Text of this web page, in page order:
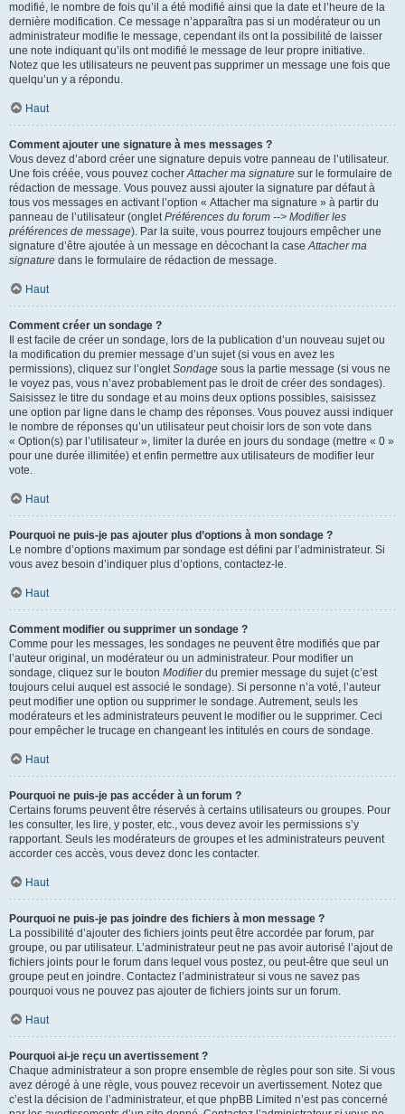
modifié, le nombre de fois qu’il a été modifié ainsi que la date et l’heure de la
dernière modification. Ce message n’apparaîtra pas si un modérateur ou un
administrateur modifie le message, cependant ils ont la possibilité de laisser
une note indiquant qu’ils ont modifié le message de leur propre initiative.
Notez que les utilisateurs ne peuvent pas supprimer un message une fois que
quelqu’un y a répondu.
Haut
Comment ajouter une signature à mes messages ?
Vous devez d’abord créer une signature depuis votre panneau de l’utilisateur.
Une fois créée, vous pouvez cocherAttacher ma signature sur le formulaire de
rédaction de message. Vous pouvez aussi ajouter la signature par défaut à
tous vos messages en activant l’option « Attacher ma signature » à partir du
panneau de l’utilisateur (ongletPréférences du forum --> Modifier les
préférences de message). Par la suite, vous pourrez toujours empêcher une
signature d’être ajoutée à un message en décochant la caseAttacher ma
signature dans le formulaire de rédaction de message.
Haut
Comment créer un sondage ?
Il est facile de créer un sondage, lors de la publication d’un nouveau sujet ou
la modification du premier message d’un sujet (si vous en avez les
permissions), cliquez sur l’ongletSondage sous la partie message (si vous ne
le voyez pas, vous n’avez probablement pas le droit de créer des sondages).
Saisissez le titre du sondage et au moins deux options possibles, saisissez
une option par ligne dans le champ des réponses. Vous pouvez aussi indiquer
le nombre de réponses qu’un utilisateur peut choisir lors de son vote dans
« Option(s) par l’utilisateur », limiter la durée en jours du sondage (mettre « 0 »
pour une durée illimitée) et enfin permettre aux utilisateurs de modifier leur
vote.
Haut
Pourquoi ne puis-je pas ajouter plus d’options à mon sondage ?
Le nombre d’options maximum par sondage est défini par l’administrateur. Si
vous avez besoin d’indiquer plus d’options, contactez-le.
Haut
Comment modifier ou supprimer un sondage ?
Comme pour les messages, les sondages ne peuvent être modifiés que par
l’auteur original, un modérateur ou un administrateur. Pour modifier un
sondage, cliquez sur le bouton Modifierdu premier message du sujet (c’est
toujours celui auquel est associé le sondage). Si personne n’a voté, l’auteur
peut modifier une option ou supprimer le sondage. Autrement, seuls les
modérateurs et les administrateurs peuvent le modifier ou le supprimer. Ceci
pour empêcher le trucage en changeant les intitulés en cours de sondage.
Haut
Pourquoi ne puis-je pas accéder à un forum ?
Certains forums peuvent être réservés à certains utilisateurs ou groupes. Pour
les consulter, les lire, y poster, etc., vous devez avoir les permissions s’y
rapportant. Seuls les modérateurs de groupes et les administrateurs peuvent
accorder ces accès, vous devez donc les contacter.
Haut
Pourquoi ne puis-je pas joindre des fichiers à mon message ?
La possibilité d’ajouter des fichiers joints peut être accordée par forum, par
groupe, ou par utilisateur. L’administrateur peut ne pas avoir autorisé l’ajout de
fichiers joints pour le forum dans lequel vous postez, ou peut-être que seul un
groupe peut en joindre. Contactez l’administrateur si vous ne savez pas
pourquoi vous ne pouvez pas ajouter de fichiers joints sur un forum.
Haut
Pourquoi ai-je reçu un avertissement ?
Chaque administrateur a son propre ensemble de règles pour son site. Si vous
avez dérogé à une règle, vous pouvez recevoir un avertissement. Notez que
c’est la décision de l’administrateur, et que phpBB Limited n’est pas concerné